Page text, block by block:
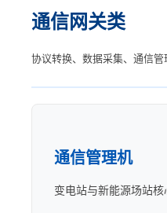
通信网关类
协议转换、数据采集、通信管
通信管理机
变电站与新能源场站核